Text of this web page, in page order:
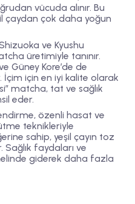
vücuda alınır. Bu
çaydan çok daha yoğun
ve Kyushu
üretimiyle tanınır.
Güney Kore’de de
için en iyi kalite olarak
matcha, tat ve sağlık
eder.
özenli hasat ve
teknikleriyle
sahip, yeşil çayın toz
faydaları ve
giderek daha fazla